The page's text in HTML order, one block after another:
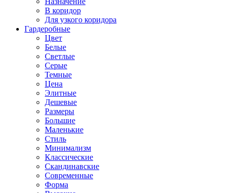
В коридор
Для узкого коридора
Гардеробные
Цвет
Белые
Светлые
Серые
Темные
Цена
Элитные
Дешевые
Размеры
Большие
Маленькие
Стиль
Минимализм
Классические
Скандинавские
Современные
Форма